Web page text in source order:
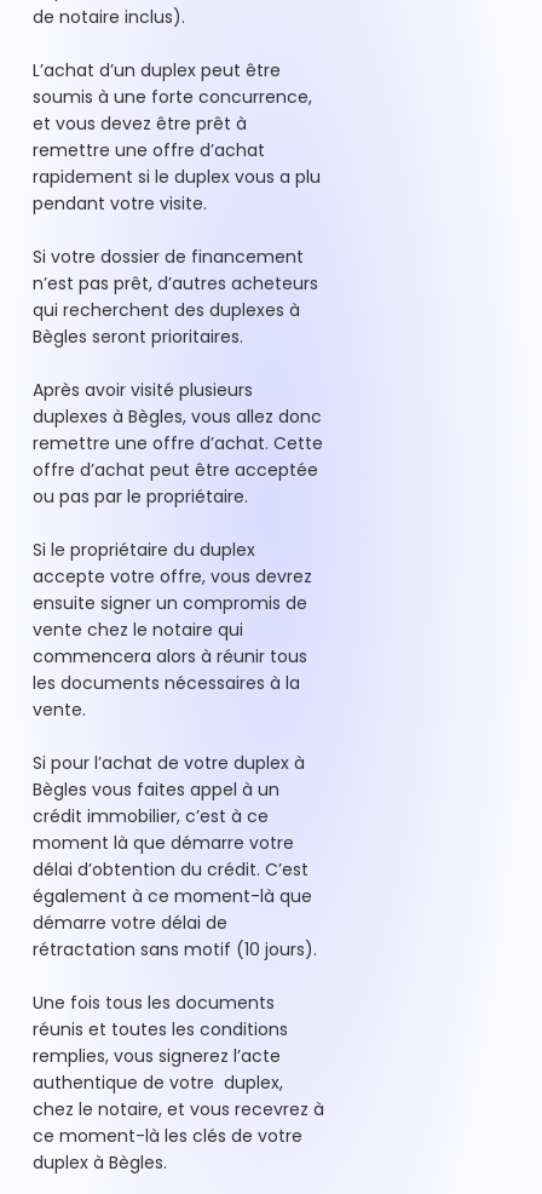
de notaire inclus).
L’achat d’un duplex peut être
soumis à une forte concurrence,
et vous devez être prêt à
remettre une offre d’achat
rapidement si le duplex vous a plu
pendant votre visite.
Si votre dossier de financement
n’est pas prêt, d’autres acheteurs
qui recherchent des duplexes à
Bègles seront prioritaires.
Après avoir visité plusieurs
duplexes à Bègles, vous allez donc
remettre une offre d’achat. Cette
offre d’achat peut être acceptée
ou pas par le propriétaire.
Si le propriétaire du duplex
accepte votre offre, vous devrez
ensuite signer un compromis de
vente chez le notaire qui
commencera alors à réunir tous
les documents nécessaires à la
vente.
Si pour l’achat de votre duplex à
Bègles vous faites appel à un
crédit immobilier, c’est à ce
moment là que démarre votre
délai d’obtention du crédit. C’est
également à ce moment-là que
démarre votre délai de
rétractation sans motif (10 jours).
Une fois tous les documents
réunis et toutes les conditions
remplies, vous signerez l’acte
authentique de votre duplex,
chez le notaire, et vous recevrez à
ce moment-là les clés de votre
duplex à Bègles.